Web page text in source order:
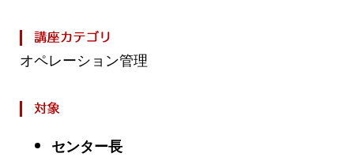
オペレーション管理
センター長